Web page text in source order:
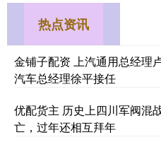
热点资讯
金铺子配资 上汽通用总经理
汽车总经理徐平接任
优配货主 历史上四川军阀混
亡，过年还相互拜年